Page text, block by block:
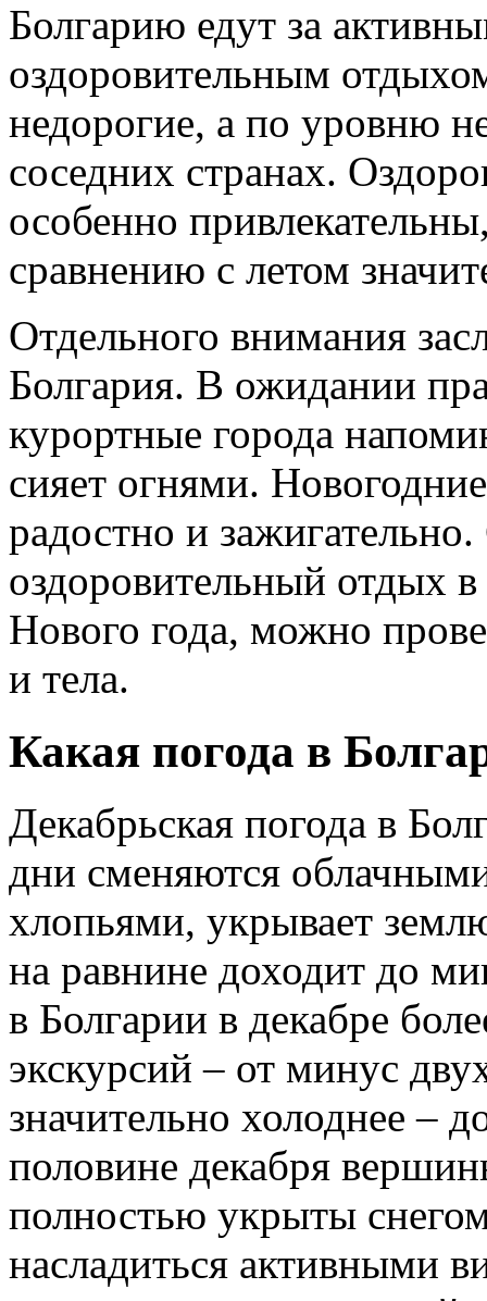
Болгарию едут за
оздоровительным
недорогие, а по уровню
соседних странах.
особенно
сравнению с летом
Отдельного внимания
Болгария. В ожидании
курортные города
сияет огнями.
радостно и
оздоровительный отдых
Нового года, можно
и тела.
Какая погода в
Декабрьская погода в
дни сменяются
хлопьями, укрывает
на равнине доходит до
в Болгарии в декабре
экскурсий – от минус
значительно холоднее –
половине декабря
полностью укрыты
насладиться активными